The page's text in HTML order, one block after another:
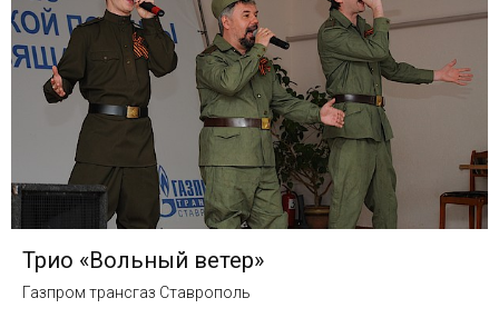
Трио «Вольный ветер»
Газпром трансгаз Ставрополь